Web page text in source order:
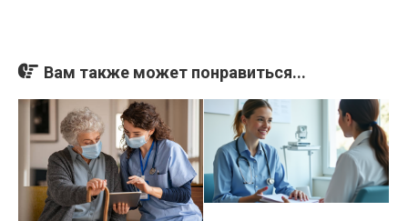
Вам также может понравиться...